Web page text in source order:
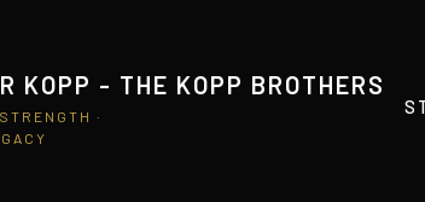
KOPP - THE KOPP BROTHERS
·